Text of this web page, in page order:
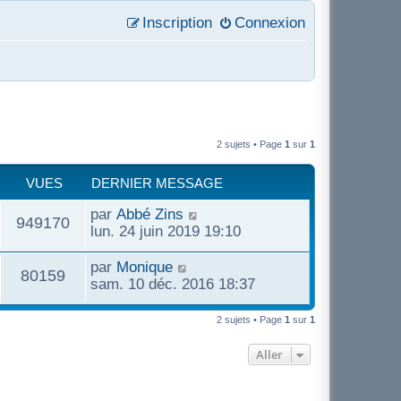
Connexion
Inscription
2 sujets • Page 1 sur 1
VUES DERNIER MESSAGE
949170V
u
D
e
n
i
r
par Abbé Zins
lun. 24 juin 2019 19:10
80159
u
D
e
par Monique
sam. 10 déc. 2016 18:37
2 sujets • Page 1 sur 1
Aller